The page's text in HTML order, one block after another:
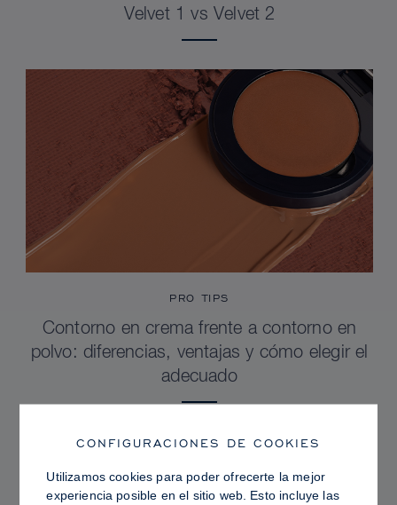
Velvet 1 vs Velvet 2
PRO TIPS
Contorno en crema frente a contorno en
polvo: diferencias, ventajas y cómo elegir el
adecuado
CONFIGURACIONES DE COOKIES
Utilizamos cookies para poder ofrecerte la mejor
experiencia posible en el sitio web. Esto incluye las